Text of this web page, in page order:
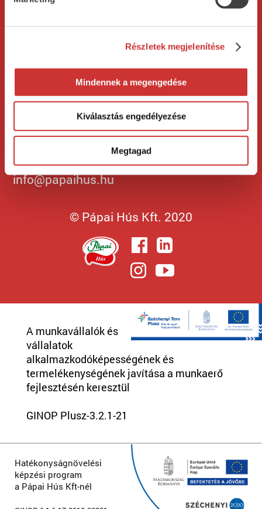
Részletek megjelenítése
Mindennek a megengedése
Kiválasztás engedélyezése
Megtagad
tájékoztató
Allergén lista
Kapcsolat
H-8500 Pápa, Kisfaludy u. 2.
info@papaihus.hu
© Pápai Hús Kft. 2020
A munkavállalók és
vállalatok
alkalmazkodóképességének és
termelékenységének javítása a munkaerő
fejlesztésén keresztül
GINOP Plusz-3.2.1-21
Hatékonyságnövelési
képzési program
a Pápai Hús Kft-nél